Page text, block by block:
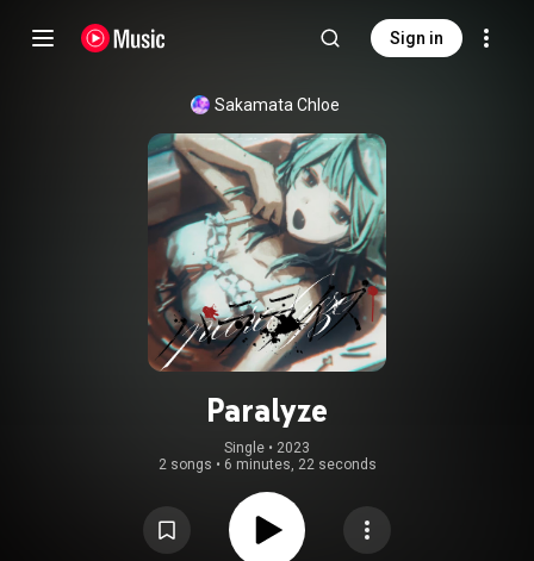
Sign in
Sakamata Chloe
Paralyze
Single • 2023
2 songs • 6 minutes, 22 seconds